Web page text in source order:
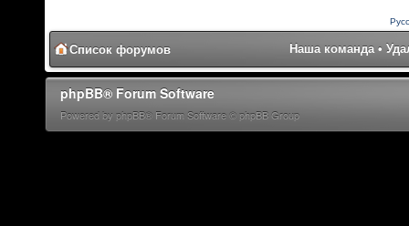
Список форумов Наша команда•
phpBB® Forum Software
Powered by phpBB® Forum Software © phpBB Group